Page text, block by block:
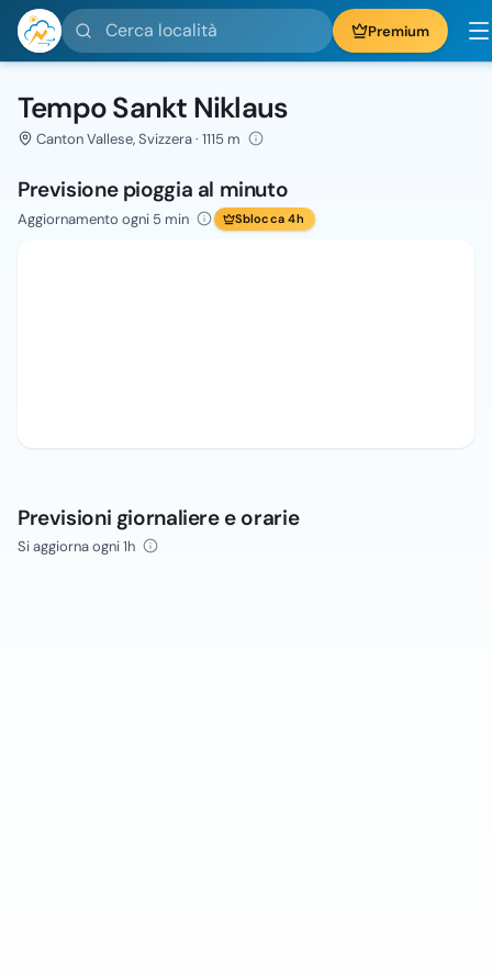
Cerca località Premium
Tempo Sankt Niklaus
Canton Vallese, Svizzera · 1115 m
Previsione pioggia al minuto
Aggiornamento ogni 5 min Sblocca 4h
Previsioni giornaliere e orarie
Si aggiorna ogni 1h